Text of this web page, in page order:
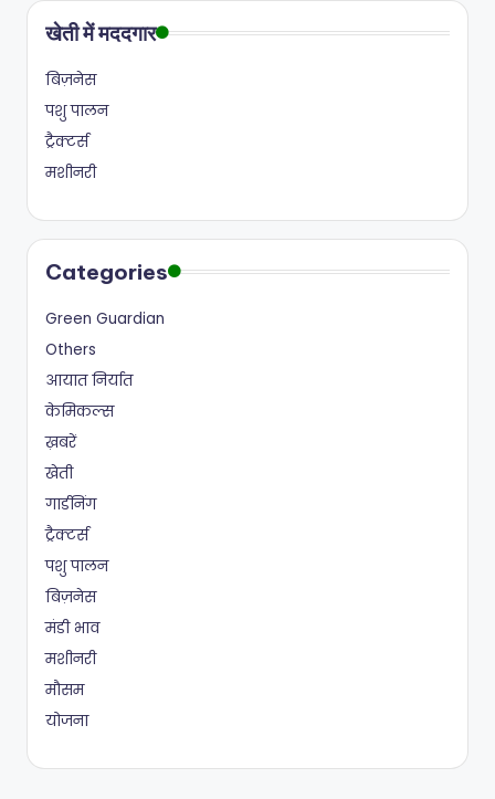
खेती में मददगार
बिज़नेस
पशु पालन
ट्रैक्टर्स
मशीनरी
Categories
Green Guardian
Others
आयात निर्यात
केमिकल्स
ख़बरें
खेती
गार्डनिंग
ट्रैक्टर्स
पशु पालन
बिज़नेस
मंडी भाव
मशीनरी
मौसम
योजना